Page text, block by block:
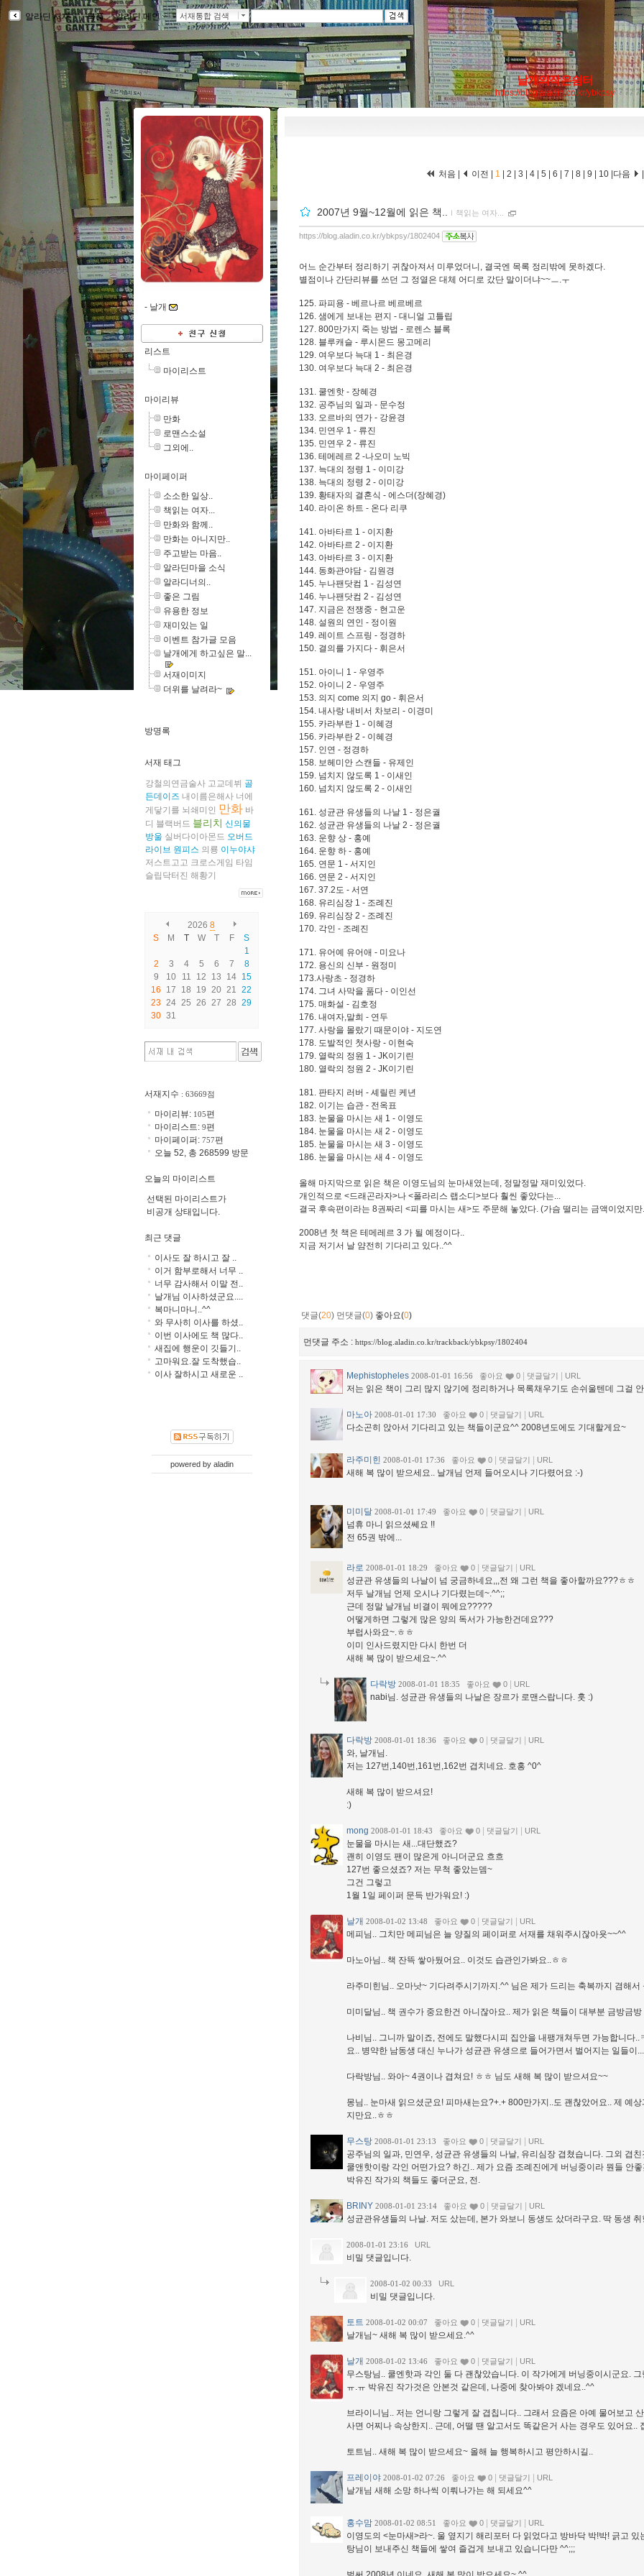
알라딘 서재 ｌ북플ｌ알라딘 메인 ｌ 서재통합 검색
날개의작은쉼터
https://blog.aladin.co.kr/ybkpsy
처음 | 이전 | 1 2 3 4 5 6 7 8 9 10 다음
2007년 9월~12월에 읽은 책.. ｌ 책읽는 여자...
https://blog.aladin.co.kr/ybkpsy/1802404
어느 순간부터 정리하기 귀찮아져서 미루었더니, 결국엔 목록 정리밖에 못하겠다.
별점이나 간단리뷰를 쓰던 그 정열은 대체 어디로 갔단 말이더냐~~ㅡ.ㅜ
125. 파피용 - 베르나르 베르베르
126. 샘에게 보내는 편지 - 대니얼 고틀립
127. 800만가지 죽는 방법 - 로렌스 블록
128. 블루캐슬 - 루시몬드 몽고메리
129. 여우보다 늑대 1 - 최은경
130. 여우보다 늑대 2 - 최은경
131. 쿨엔핫 - 장혜경
132. 공주님의 일과 - 문수정
133. 오르바의 연가 - 강윤경
134. 민연우 1 - 류진
135. 민연우 2 - 류진
136. 테메레르 2 -나오미 노빅
137. 늑대의 정령 1 - 이미강
138. 늑대의 정령 2 - 이미강
139. 황태자의 결혼식 - 에스더(장혜경)
140. 라이온 하트 - 온다 리쿠
141. 아바타르 1 - 이지환
142. 아바타르 2 - 이지환
143. 아바타르 3 - 이지환
144. 동화관야담 - 김원경
145. 누나팬닷컴 1 - 김성연
146. 누나팬닷컴 2 - 김성연
147. 지금은 전쟁중 - 현고운
148. 설원의 연인 - 정이원
149. 레이트 스프링 - 정경하
150. 결의를 가지다 - 휘은서
151. 아이니 1 - 우영주
152. 아이니 2 - 우영주
153. 의지 come 의지 go - 휘은서
154. 내사랑 내비서 차보리 - 이경미
155. 카라부란 1 - 이혜경
156. 카라부란 2 - 이혜경
157. 인연 - 정경하
158. 보헤미안 스캔들 - 유제인
159. 넘치지 않도록 1 - 이새인
160. 넘치지 않도록 2 - 이새인
161. 성균관 유생들의 나날 1 - 정은궐
162. 성균관 유생들의 나날 2 - 정은궐
163. 운향 상 - 홍예
164. 운향 하 - 홍예
165. 연문 1 - 서지인
166. 연문 2 - 서지인
167. 37.2도 - 서연
168. 유리심장 1 - 조례진
169. 유리심장 2 - 조례진
170. 각인 - 조례진
171. 유어예 유어애 - 미요나
172. 용신의 신부 - 원정미
173.사랑초 - 정경하
174. 그녀 사막을 품다 - 이인선
175. 매화설 - 김호정
176. 내여자,말희 - 연두
177. 사랑을 몰랐기 때문이야 - 지도연
178. 도발적인 첫사랑 - 이현숙
179. 열락의 정원 1 - JK이기린
180. 열락의 정원 2 - JK이기린
181. 판타지 러버 - 셰릴린 케년
182. 이기는 습관 - 전옥표
183. 눈물을 마시는 새 1 - 이영도
184. 눈물을 마시는 새 2 - 이영도
185. 눈물을 마시는 새 3 - 이영도
186. 눈물을 마시는 새 4 - 이영도
올해 마지막으로 읽은 책은 이영도님의 눈마새였는데, 정말정말 재미있었다.
개인적으로 <드래곤라자>나 <폴라리스 랩소디>보다 훨씬 좋았다는...
결국 후속편이라는 8권짜리 <피를 마시는 새>도 주문해 놓았다. (가슴 떨리는 금액이었지
2008년 첫 책은 테메레르 3 가 될 예정이다..
지금 저기서 날 얌전히 기다리고 있다..^^
댓글(20) 먼댓글(0) 좋아요(0)
먼댓글 주소 : https://blog.aladin.co.kr/trackback/ybkpsy/1802404
Mephistopheles 2008-01-01 16:56 좋아요 0 댓글달기 URL
저는 읽은 책이 그리 많지 않기에 정리하거나 목록채우기도 손쉬울텐데 그걸
마노아 2008-01-01 17:30 좋아요 0 댓글달기 URL
다소곤히 앉아서 기다리고 있는 책들이군요^^ 2008년도에도 기대할게요~
라주미힌 2008-01-01 17:36 좋아요 0 댓글달기 URL
새해 복 많이 받으세요.. 날개님 언제 들어오시나 기다렸어요 :-)
미미달 2008-01-01 17:49 좋아요 0 댓글달기 URL
넘휴 마니 읽으셨쎄요 !!
전 65권 밖에...
라로 2008-01-01 18:29 좋아요 0 댓글달기 URL
성균관 유생들의 나날이 넘 궁금하네요,,,전 왜 그런 책을 좋아할까요???ㅎㅎ
저두 날개님 언제 오시나 기다렸는데~.^^;;
근데 정말 날개님 비결이 뭐에요?????
어떻게하면 그렇게 많은 양의 독서가 가능한건데요???
부럽사와요~.ㅎㅎ
이미 인사드렸지만 다시 한번 더
새해 복 많이 받으세요~.^^
다락방 2008-01-01 18:35 좋아요 0 URL
nabi님. 성균관 유생들의 나날은 장르가 로맨스랍니다. 훗 :)
다락방 2008-01-01 18:36 좋아요 0 댓글달기 URL
와, 날개님.
저는 127번,140번,161번,162번 겹치네요. 호홍 ^0^
새해 복 많이 받으셔요!
:)
mong 2008-01-01 18:43 좋아요 0 댓글달기 URL
눈물을 마시는 새...대단했죠?
괜히 이영도 팬이 많은게 아니더군요 흐흐
127번 좋으셨죠? 저는 무척 좋았는뎀~
그건 그렇고
1월 1일 페이퍼 문득 반가워요! :)
날개 2008-01-02 13:48 좋아요 0 댓글달기 URL
메피님.. 그치만 메피님은 늘 양질의 페이퍼로 서재를 채워주시잖아욧~~^^
마노아님.. 책 잔뜩 쌓아뒀어요.. 이것도 습관인가봐요..ㅎㅎ
라주미힌님.. 오마낫~ 기다려주시기까지.^^ 님은 제가 드리는 축복까지 겸해
미미달님.. 책 권수가 중요한건 아니잖아요.. 제가 읽은 책들이 대부분 금방금
나비님.. 그니까 말이죠, 전에도 말했다시피 집안을 내팽개쳐두면 가능합니다
요.. 병약한 남동생 대신 누나가 성균관 유생으로 들어가면서 벌어지는 일들이
다락방님.. 와아~ 4권이나 겹쳐요! ㅎㅎ 님도 새해 복 많이 받으셔요~~
몽님.. 눈마새 읽으셨군요! 피마새는요?+.+ 800만가지..도 괜찮았어요.. 제 예
지만요..ㅎㅎ
무스탕 2008-01-01 23:13 좋아요 0 댓글달기 URL
공주님의 일과, 민연우, 성균관 유생들의 나날, 유리심장 겹쳤습니다. 그외 겹
쿨앤핫이랑 각인 어떤가요? 하긴.. 제가 요즘 조례진에게 버닝중이라 뭔들 안
박유진 작가의 책들도 좋더군요, 전.
BRINY 2008-01-01 23:14 좋아요 0 댓글달기 URL
성균관유생들의 나날. 저도 샀는데, 본가 와보니 동생도 샀더라구요. 딱 동생
2008-01-01 23:16 URL
비밀 댓글입니다.
2008-01-02 00:33 URL
비밀 댓글입니다.
토트 2008-01-02 00:07 좋아요 0 댓글달기 URL
날개님~ 새해 복 많이 받으세요.^^
날개 2008-01-02 13:46 좋아요 0 댓글달기 URL
무스탕님.. 쿨엔핫과 각인 둘 다 괜찮았습니다. 이 작가에게 버닝중이시군요.
ㅠ.ㅠ 박유진 작가것은 안본것 같은데, 나중에 찾아봐야 겠네요..^^
브라이니님.. 저는 언니랑 그렇게 잘 겹칩니다.. 그래서 요즘은 아예 물어보고
사면 어찌나 속상한지.. 근데, 어떨 땐 알고서도 똑같은거 사는 경우도 있어요..
토트님.. 새해 복 많이 받으세요~ 올해 늘 행복하시고 평안하시길..
프레이야 2008-01-02 07:26 좋아요 0 댓글달기 URL
날개님 새해 소망 하나씩 이뤄나가는 해 되세요^^
홍수맘 2008-01-02 08:51 좋아요 0 댓글달기 URL
이영도의 <눈마새>라~. 울 옆지기 해리포터 다 읽었다고 방바닥 박!박! 긁고
탕님이 보내주신 책들에 쌓여 즐겁게 보내고 있습니다만 ^^;;;
- 날개
리스트
마이리스트
마이리뷰
만화
로맨스소설
그외에..
마이페이퍼
소소한 일상..
책읽는 여자...
만화와 함께..
만화는 아니지만..
주고받는 마음..
알라딘마을 소식
알라디너의..
좋은 그림
유용한 정보
재미있는 일
이벤트 참가글 모음
날개에게 하고싶은 말...
서재이미지
더위를 날려라~
방명록
서재 태그
강철의연금술사 고교데뷔 골
든데이즈 내이름은해사 너에
게닿기를 뇌쇄미인 만화 바
디 블랙버드 블리치 신의물
방울 실버다이아몬드 오버드
라이브 원피스 의룡 이누야샤
저스트고고 크로스게임 타임
슬립닥터진 해황기
2026 8
S
M T W T F
S
1
2
3 4 5 6 7
8
9
10 11 12 13 14 15
16
17 18 19 20 21 22
23 24 25 26 27 28 29
30 31
서재지수 : 63669점
마이리뷰: 105편
마이리스트: 9편
마이페이퍼: 757편
오늘 52, 총 268599 방문
오늘의 마이리스트
선택된 마이리스트가
비공개 상태입니다.
최근 댓글
이사도 잘 하시고 잘 ..
이거 함부로해서 너무 ..
너무 감사해서 이말 전..
날개님 이사하셨군요....
복마니마니..^^
와 무사히 이사를 하셨..
이번 이사에도 책 많다..
새집에 행운이 깃들기..
고마워요.잘 도착했습..
이사 잘하시고 새로운 ..
powered by aladin